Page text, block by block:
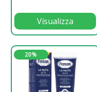
Visualizza
20%